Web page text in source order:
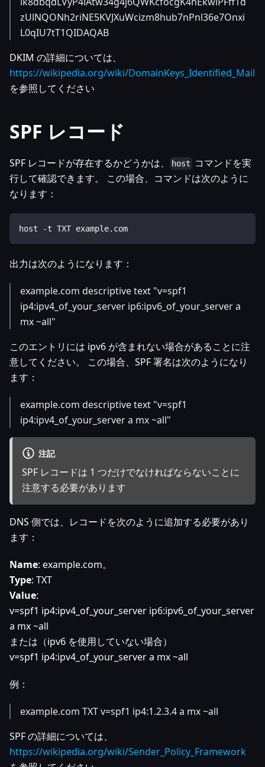
zUlNQONh2riNE5KVJXuWcizm8hub7nPnl36e7Onxi
L0qIU7tT1QIDAQAB
DKIM の詳細については、
https://wikipedia.org/wiki/DomainKeys_Identified_Mail
を参照してください
SPF レコード
SPF レコードが存在するかどうかは、 host
コマンドを実
行して確認できます。 この場合、コマンドは次のように
なります：
host -t TXT example.com
出力は次のようになります：
example.com descriptive text "v=spf1
ip4:ipv4_of_your_server ip6:ipv6_of_your_servera
mx ~all"
このエントリには ipv6 が含まれない場合があることに注
意してください。 この場合、SPF 署名は次のようになり
ます：
example.com descriptive text "v=spf1
ip4:ipv4_of_your_servera mx ~all"
注記
SPF レコードは 1 つだけでなければならないことに
注意する必要があります
DNS 側では、レコードを次のように追加する必要があり
ます：
Name: example.com。
Type: TXT
Value:
v=spf1 ip4:ipv4_of_your_server ip6:ipv6_of_your_server
a mx ~all
または（ipv6 を使用していない場合）
v=spf1 ip4:ipv4_of_your_servera mx ~all
例：
example.com TXT v=spf1 ip4:1.2.3.4 a mx ~all
SPF の詳細については、
https://wikipedia.org/wiki/Sender_Policy_Framework